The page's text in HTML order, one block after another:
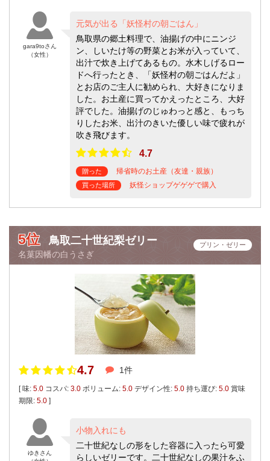
gara9toさん
（女性）
元気が出る「妖怪村の朝ごはん」
鳥取県の郷土料理で、油揚げの中にニンジ
ン、しいたけ等の野菜とお米が入っていて、
出汁で炊き上げてあるもの。水木しげるロー
ドへ行ったとき、「妖怪村の朝ごはんだよ」
とお店のご主人に勧められ、大好きになりま
した。お土産に買ってかえったところ、大好
評でした。油揚げのじゅわっと感と、もっち
りしたお米、出汁のきいた優しい味で疲れが
吹き飛びます。
4.7
贈った 帰省時のお土産（友達・親族）
買った場所 妖怪ショップゲゲゲで購入
5位 鳥取二十世紀梨ゼリー
名菓因幡の白うさぎ
プリン・ゼリー
4.7 1件
[ 味: 5.0 コスパ: 3.0 ボリューム: 5.0 デザイン性: 5.0 持ち運び: 5.0 賞味
期限: 5.0 ]
ゆきさん
小物入れにも
二十世紀なしの形をした容器に入ったら可愛
らしいゼリーです。二十世紀なしの果汁をふ